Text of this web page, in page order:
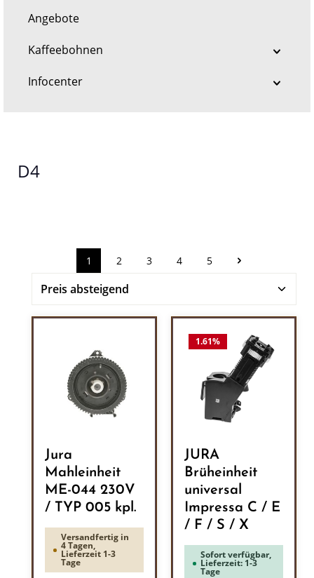
Angebote
Kaffeebohnen
Infocenter
D4
Seite
1 Seite
2 Seite
3 Seite
4 Seite
5
Jura
Mahleinheit
ME-044 230V
/ TYP 005 kpl.
Versandfertig in
4 Tagen,
Lieferzeit 1-3
Tage
1.61%
JURA
Brüheinheit
universal
Impressa C / E
/ F / S / X
Sofort verfügbar,
Lieferzeit: 1-3
Tage